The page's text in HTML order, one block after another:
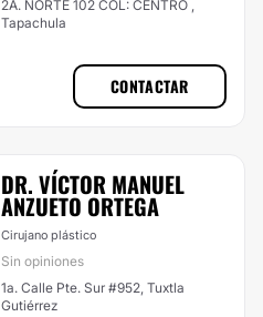
2A. NORTE 102 COL: CENTRO ,
Tapachula
CONTACTAR
DR. VÍCTOR MANUEL
ANZUETO ORTEGA
Cirujano plástico
Sin opiniones
1a. Calle Pte. Sur #952, Tuxtla
Gutiérrez